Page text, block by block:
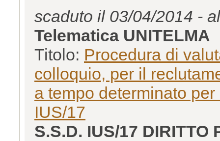
scaduto il 03/04/2014 -
Telematica UNITELMA
Titolo: Procedura di
colloquio, per il
a tempo determinato
IUS/17
S.S.D. IUS/17 DIRITTO